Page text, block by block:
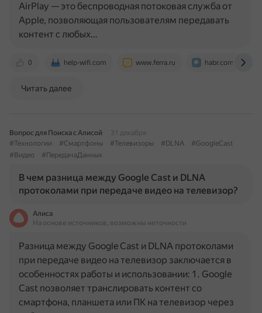
0 help-wifi.com www.ferra.ru habr.com
AirPlay — это беспроводная потоковая служба от
Apple, позволяющая пользователям передавать
контент с любых…
Читать далее
Вопрос для Поиска с Алисой
31 декабря
#Технологии
#Смартфоны #Телевизоры #DLNA
#GoogleCast
#Видео
#ПередачаДанных
В чем разница между Google Cast и DLNA
протоколами при передаче видео на телевизор?
Алиса
На основе источников, возможны неточности
Разница между Google Cast и DLNA протоколами
при передаче видео на телевизор заключается в
особенностях работы и использовании: 1. Google
Cast позволяет транслировать контент со
смартфона, планшета или ПК на телевизор через